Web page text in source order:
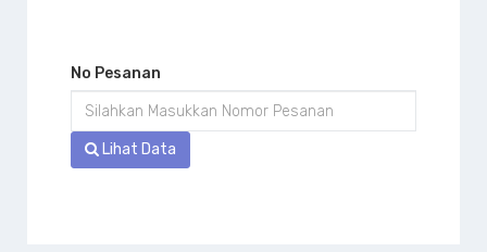
No Pesanan
Lihat Data